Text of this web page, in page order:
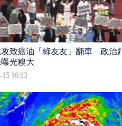
攻致癌油「綠友友」翻車 政治獻
光糗大
15 16:13